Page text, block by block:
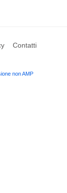
Contatti
non AMP